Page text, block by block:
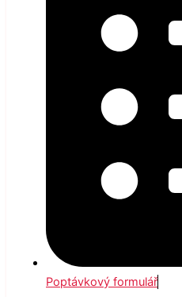
Poptávkový formulář